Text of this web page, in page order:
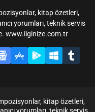
kitap özetleri,
yorumları, teknik servis
www.ilginize.com.tr
kitap özetleri,
yorumları, teknik servis